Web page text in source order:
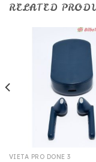
RELATED
VIETA PRO DONE 3